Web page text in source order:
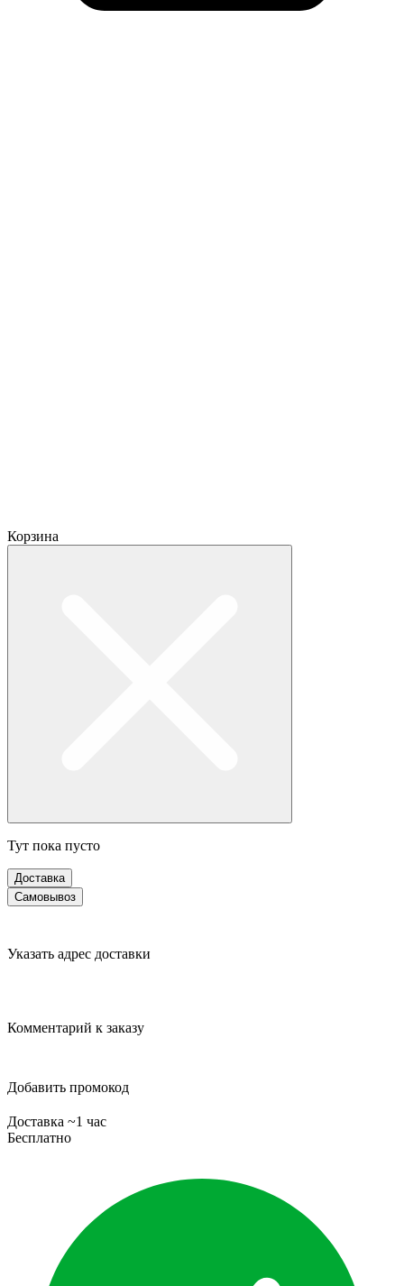
Корзина
Тут пока пусто
Доставка
Самовывоз
Указать адрес доставки
Комментарий к заказу
Добавить промокод
Доставка ~1 час
Бесплатно